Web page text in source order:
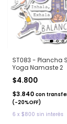
ST083 - Plancha
Yoga Namaste 2
$4.800
$3.840 con
(-20%OFF)
6 x $800 sin interés